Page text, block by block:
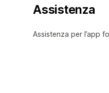
Assistenza
Assistenza per l’app